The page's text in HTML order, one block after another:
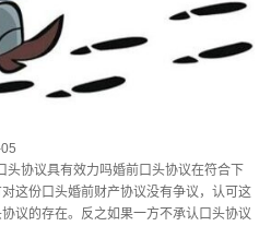
头协议具有效力吗婚前口头协议在符合下
这份口头婚前财产协议没有争议，认可这
议的存在。反之如果一方不承认口头协议